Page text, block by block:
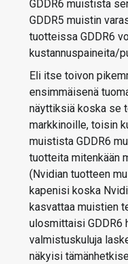
GDDR6 muistista
GDDR5 muistin
tuotteissa GDDR6
kustannuspaineita/
Eli itse toivon
ensimmäisenä
näyttiksiä koska se
markkinoille, toisin
muistista GDDR6
tuotteita mitenkään
(Nvidian tuotteen
kapenisi koska
kasvattaa muistien
ulosmittaisi GDDR6
valmistuskuluja
näkyisi